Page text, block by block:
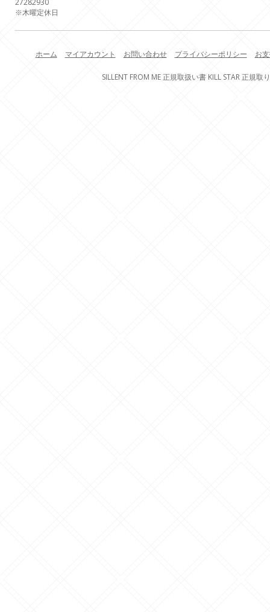
27282930
※木曜定休日
ホーム マイアカウント お問い合わせ プライバシーポリシー お
SILLENT FROM ME 正規取扱い書 KILL STAR 正規